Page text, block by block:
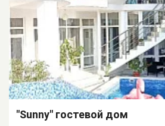
"Sunny" гостевой дом